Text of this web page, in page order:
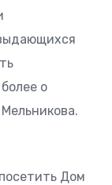
о
Дом